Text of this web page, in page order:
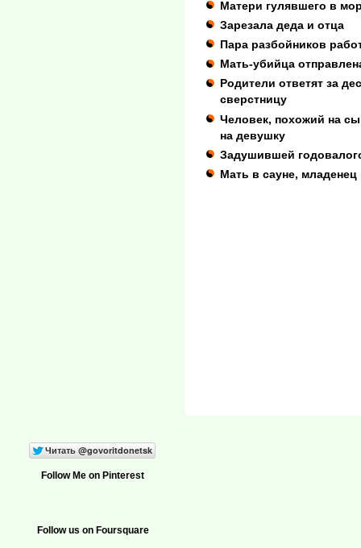
Матери гулявшего в
Зарезала деда и отца
Пара разбойников
Мать-убийца
Родители ответят за
сверстницу
Человек, похожий на
на девушку
Задушившей
Мать в сауне, младенец
Follow Me on Pinterest
Follow us on Foursquare